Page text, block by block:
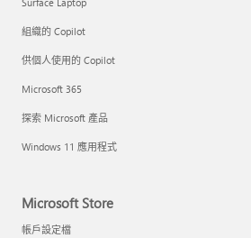
組織的 Copilot
供個人使用的 Copilot
Microsoft 365
探索 Microsoft 產品
Windows 11 應用程式
Microsoft Store
帳戶設定檔